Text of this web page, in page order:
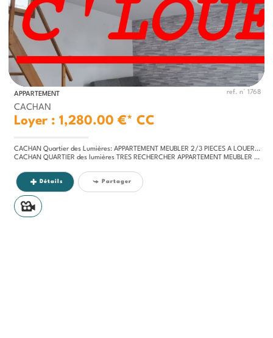
APPARTEMENT ref. n° 1768
CACHAN
Loyer : 1,280.00 €* CC
CACHAN Quartier des Lumières: APPARTEMENT MEUBLER 2/3 PIECES A LOUER RER 5Mn à 3 klm de PARIS
CACHAN QUARTIER des lumières TRES RECHERCHER APPARTEMENT MEUBLER 2/3 PIECES A LOUER RER 5Mn:Entrée, dégagement, séjour,...
Détails Partager